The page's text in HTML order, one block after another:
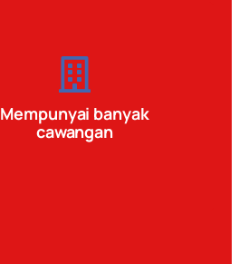
Mempunyai banyak
cawangan